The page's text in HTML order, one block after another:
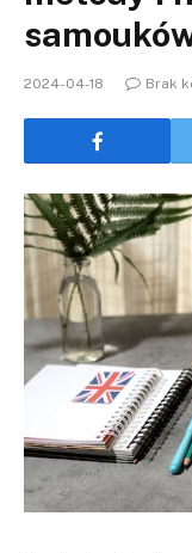
2024-04-18 Brak